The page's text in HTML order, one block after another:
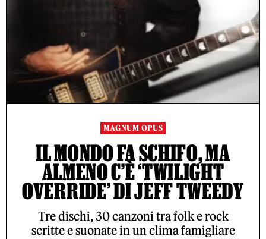
MAGNUM OPUS
IL MONDO FA SCHIFO, MA
ALMENO C’È ‘TWILIGHT
OVERRIDE’ DI JEFF TWEEDY
Tre dischi, 30 canzoni tra folk e rock
scritte e suonate in un clima famigliare